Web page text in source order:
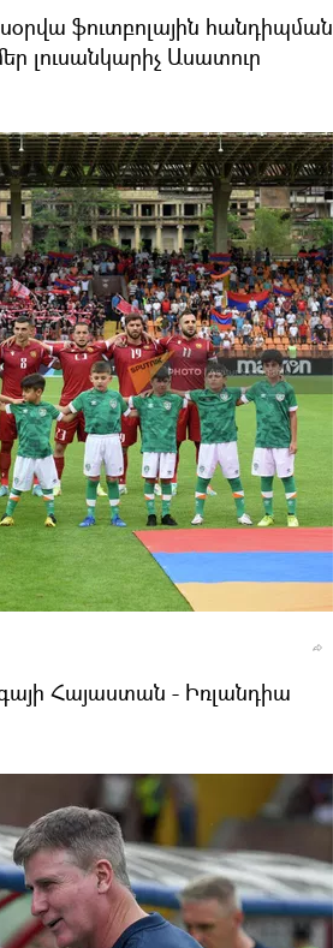
ֆուտբոլային հանդիպման
լուսանկարիչ Ասատուր
Հայաստան - Իռլանդիա